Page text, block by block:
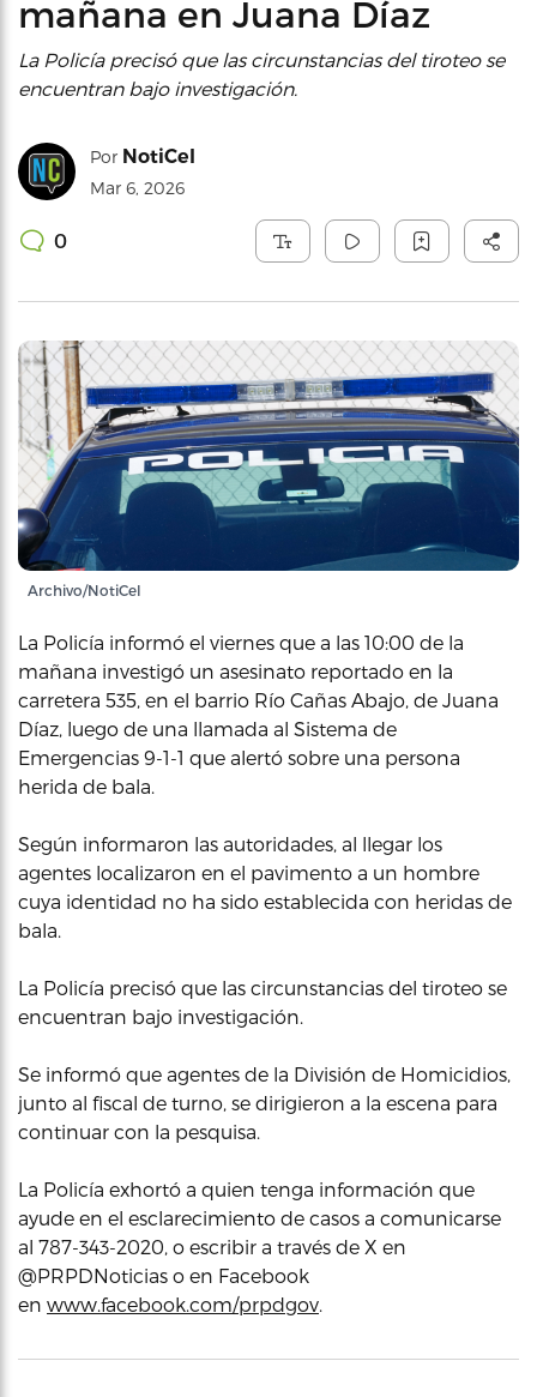
mañana en Juana Díaz
La Policía precisó que las circunstancias del tiroteo se
encuentran bajo investigación.
Por NotiCel
Mar 6, 2026
0
Archivo/NotiCel
La Policía informó el viernes que a las 10:00 de la
mañana investigó un asesinato reportado en la
carretera 535, en el barrio Río Cañas Abajo, de Juana
Díaz, luego de una llamada al Sistema de
Emergencias 9-1-1 que alertó sobre una persona
herida de bala.
Según informaron las autoridades, al llegar los
agentes localizaron en el pavimento a un hombre
cuya identidad no ha sido establecida con heridas de
bala.
La Policía precisó que las circunstancias del tiroteo se
encuentran bajo investigación.
Se informó que agentes de la División de Homicidios,
junto al fiscal de turno, se dirigieron a la escena para
continuar con la pesquisa.
La Policía exhortó a quien tenga información que
ayude en el esclarecimiento de casos a comunicarse
al 787-343-2020, o escribir a través de X en
@PRPDNoticias o en Facebook
en www.facebook.com/prpdgov.